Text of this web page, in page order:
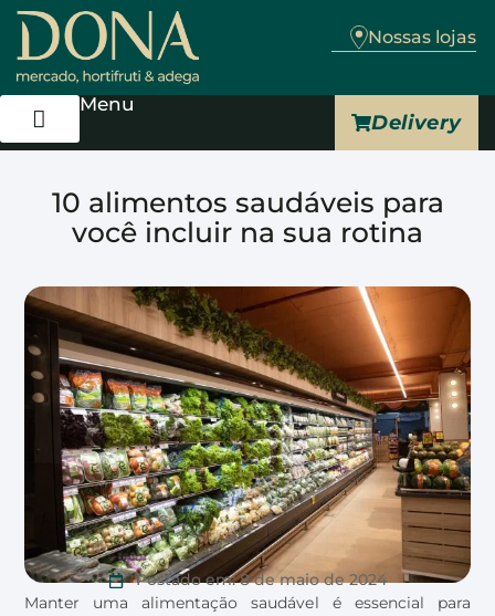
Nossas lojas
Menu
Delivery
10 alimentos saudáveis para
você incluir na sua rotina
Postado em: 8 de maio de 2024
Manter uma alimentação saudável é essencial para